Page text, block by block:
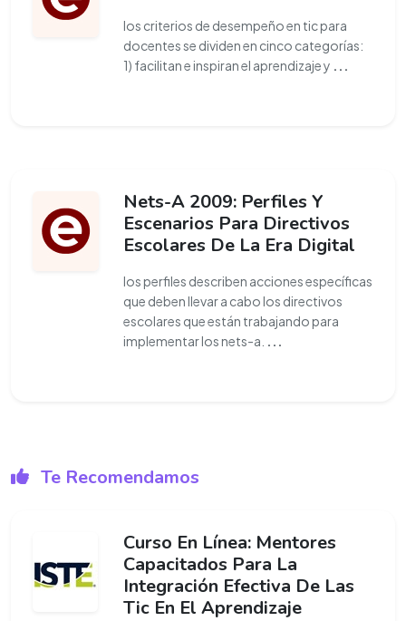
los criterios de desempeño en tic para
docentes se dividen en cinco categorías:
1) facilitan e inspiran el aprendizaje y ...
Nets-A 2009: Perfiles Y
Escenarios Para Directivos
Escolares De La Era Digital
los perfiles describen acciones específicas
que deben llevar a cabo los directivos
escolares que están trabajando para
implementar los nets-a. ...
Te Recomendamos
Curso En Línea: Mentores
Capacitados Para La
Integración Efectiva De Las
Tic En El Aprendizaje